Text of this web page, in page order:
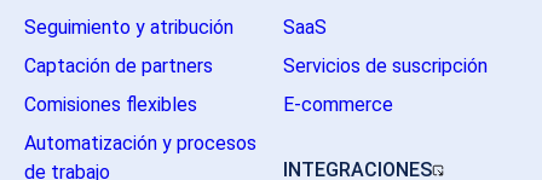
Seguimiento y atribución
Captación de partners
Comisiones flexibles
Automatización y procesos
de trabajo
SaaS
Servicios de suscripción
E-commerce
INTEGRACIONES